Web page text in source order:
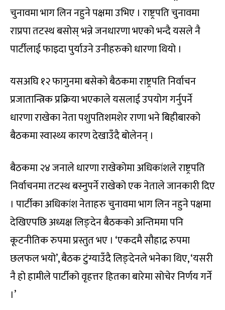
चुनावमा भाग लिन नहुने पक्षमा उभिए । राष्ट्रपति चुनावमा
राप्रपा तटस्थ बसोस् भन्ने जनधारणा भएको भन्दै यसले नै
पार्टीलाई फाइदा पुर्याउने उनीहरुको धारणा थियो ।
यसअघि १२ फागुनमा बसेको बैठकमा राष्ट्रपति निर्वाचन
प्रजातान्त्रिक प्रक्रिया भएकाले यसलाई उपयोग गर्नुपर्ने
धारणा राखेका नेता पशुपतिशमशेर राणा भने बिहीबारको
बैठकमा स्वास्थ्य कारण देखाउँदै बोलेनन् ।
बैठकमा २४ जनाले धारणा राखेकोमा अधिकांशले राष्ट्रपति
निर्वाचनमा तटस्थ बस्नुपर्ने राखेको एक नेताले जानकारी दिए
। पार्टीका अधिकांश नेताहरु चुनावमा भाग लिन नहुने पक्षमा
देखिएपछि अध्यक्ष लिङ्देन बैठकको अन्तिममा पनि
कूटनीतिक रुपमा प्रस्तुत भए । ‘एकदमै सौहाद्र रुपमा
छलफल भयो’, बैठक टुंग्याउँदै लिङ्देनले भनेका थिए, ‘यसरी
नै हो हामीले पार्टीको वृहत्तर हितका बारेमा सोचेर निर्णय गर्ने
।’